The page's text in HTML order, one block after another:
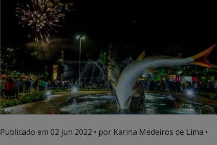
Publicado em 02 jun 2022 • por Karina Medeiros de Lima •